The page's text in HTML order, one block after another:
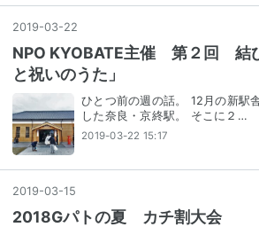
2019-03-22
NPO KYOBATE主催 第２回 結
と祝いのうた」
ひとつ前の週の話。 12月の新駅
した奈良・京終駅。 そこに２…
2019-03-22 15:17
2019-03-15
2018Gパトの夏 カチ割大会